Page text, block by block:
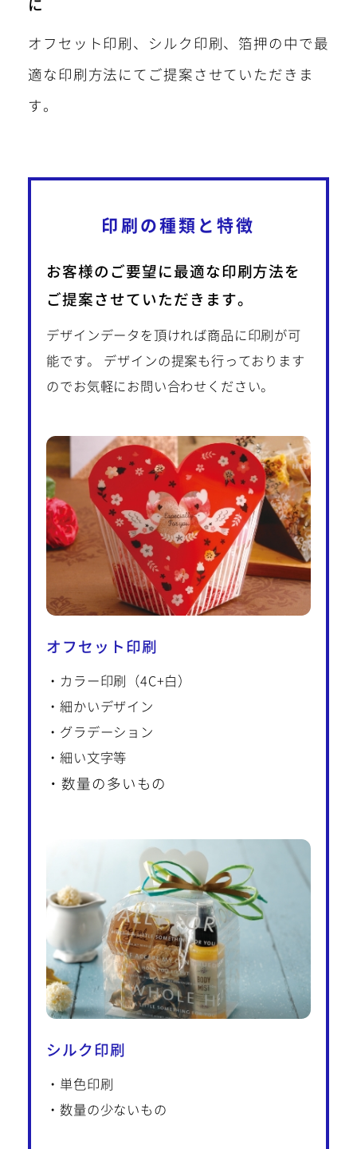
オフセット印刷、シルク印刷、箔押の中で最
適な印刷方法にてご提案させていただきま
す。
印刷の種類と特徴
お客様のご要望に最適な印刷方法を
ご提案させていただきます。
デザインデータを頂ければ商品に印刷が可
能です。
デザインの提案も行っております
のでお気軽にお問い合わせください。
オフセット印刷
・カラー印刷（4C+白）
・細かいデザイン
・グラデーション
・細い文字等
・数量の多いもの
シルク印刷
・単色印刷
・数量の少ないもの